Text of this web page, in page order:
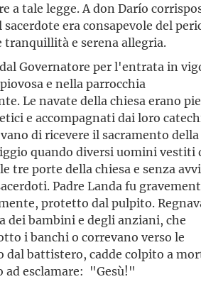
a tale legge. A don Darío
era consapevole del
tranquillità e serena allegria.
Governatore per l'entrata in
e nella parrocchia
Le navate della chiesa erano
e accompagnati dai loro
di ricevere il sacramento della
quando diversi uomini vestiti
porte della chiesa e senza
Padre Landa fu
protetto dal pulpito.
dei bambini e degli anziani, che
i banchi o correvano verso le
dal battistero, cadde colpito a
ad esclamare: "Gesù!"